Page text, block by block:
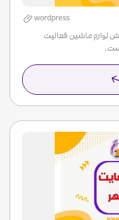
wordpress
لوازم ماشین فعالیت